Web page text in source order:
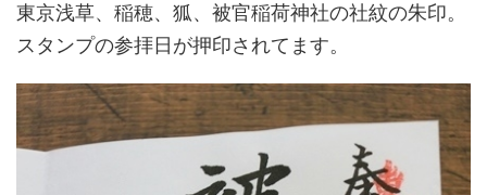
東京浅草、稲穂、狐、被官稲荷神社の社紋の朱印。
スタンプの参拝日が押印されてます。